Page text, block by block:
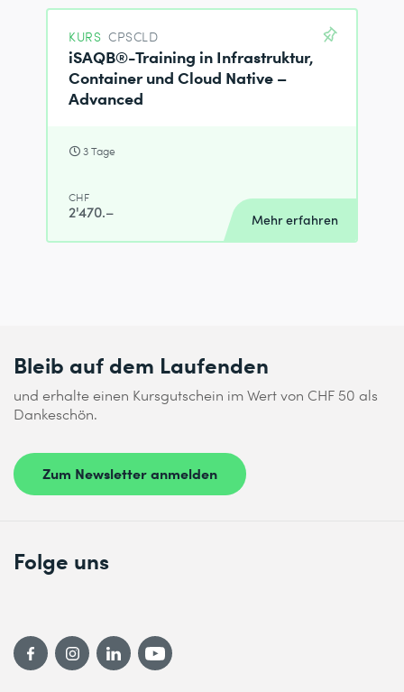
KURS CPSCLD
iSAQB®-Training in Infrastruktur,
Container und Cloud Native –
Advanced
3 Tage
CHF
2'470.– Mehr erfahren
Bleib auf dem Laufenden
und erhalte einen Kursgutschein im Wert von CHF 50 als
Dankeschön.
Zum Newsletter anmelden
Folge uns